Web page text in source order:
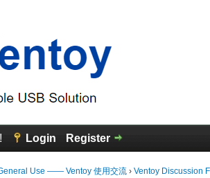
Login Register
Use —— Ventoy 使用交流 › Ventoy Discussion